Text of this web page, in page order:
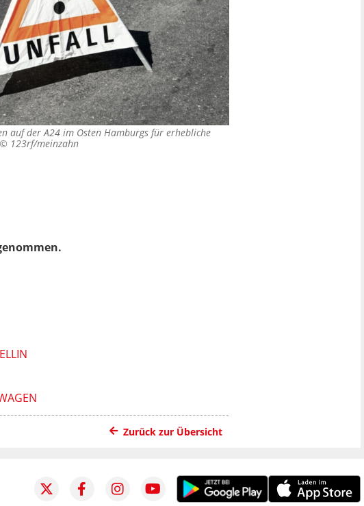
auf der A24 im Osten Hamburgs für erhebliche
123rf/meinzahn
Zurück zur Übersicht